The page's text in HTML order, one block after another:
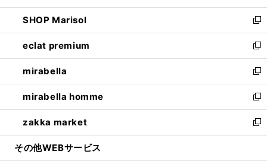
開
く
ウ
で
開
く
ン
ド
ウ
で
開
く
ウ
ィ
ン
ド
ウ
で
開
く
し
い
ウ
ィ
ン
ド
ウ
で
開
く
SHOP Marisol
新
し
い
ウ
ィ
ン
ド
ウ
で
開
eclat premium
新
し
い
ウ
ィ
ン
ド
ウ
開
mirabella
新
し
い
ウ
ィ
ン
ウ
mirabella homme
新
し
い
ウ
ン
zakka market
新
し
ウ
その他WEBサービス